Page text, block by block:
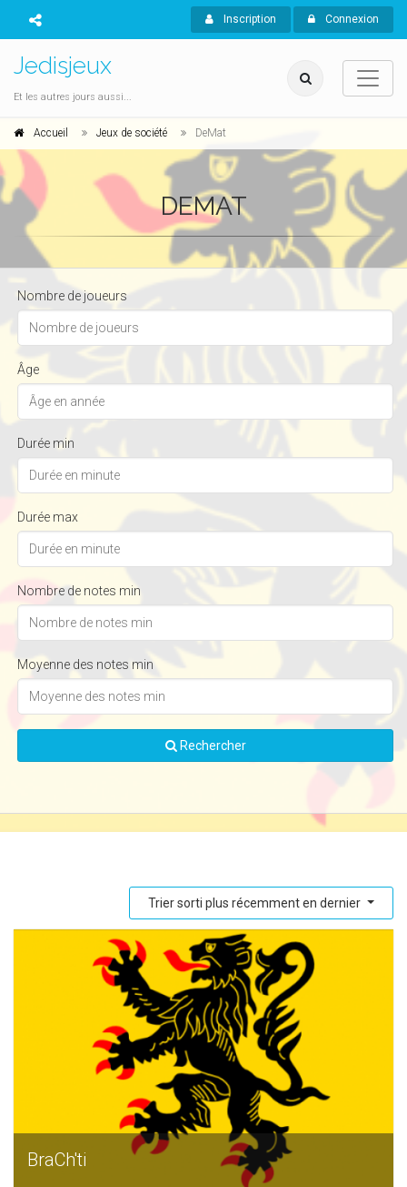
Inscription Connexion
Jedisjeux
Et les autres jours aussi...
Accueil Jeux de société DeMat
DEMAT
Nombre de joueurs
Âge
Durée min
Durée max
Nombre de notes min
Moyenne des notes min
Rechercher
Trier sorti plus récemment en dernier
BraCh'ti